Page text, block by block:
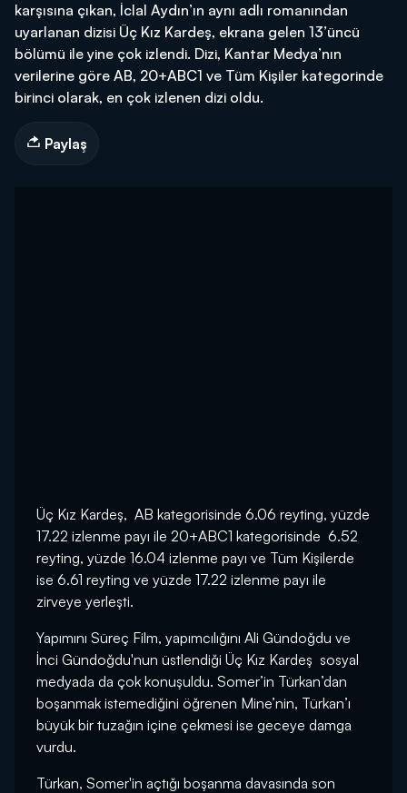
karşısına çıkan, İclal Aydın’ın aynı adlı romanından
uyarlanan dizisi Üç Kız Kardeş, ekrana gelen 13’üncü
bölümü ile yine çok izlendi. Dizi, Kantar Medya’nın
verilerine göre AB, 20+ABC1 ve Tüm Kişiler kategorinde
birinci olarak, en çok izlenen dizi oldu.
Paylaş
Üç Kız Kardeş, AB kategorisinde 6.06 reyting, yüzde
17.22 izlenme payı ile 20+ABC1 kategorisinde 6.52
reyting, yüzde 16.04 izlenme payı ve Tüm Kişilerde
ise 6.61 reyting ve yüzde 17.22 izlenme payı ile
zirveye yerleşti.
Yapımını Süreç Film, yapımcılığını Ali Gündoğdu ve
İnci Gündoğdu'nun üstlendiği Üç Kız Kardeş sosyal
medyada da çok konuşuldu. Somer’in Türkan’dan
boşanmak istemediğini öğrenen Mine’nin, Türkan’ı
büyük bir tuzağın içine çekmesi ise geceye damga
vurdu.
Türkan, Somer'in açtığı boşanma davasında son